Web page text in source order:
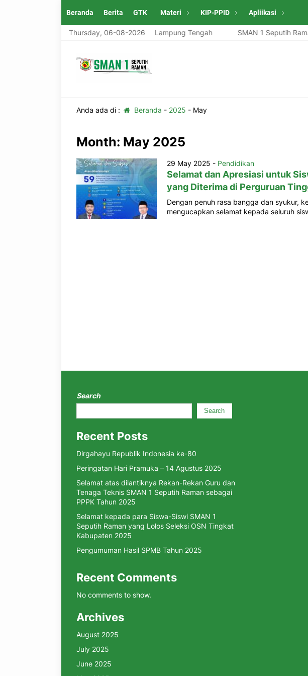
Beranda Berita GTK Materi KIP-PPID Apliikasi
Thursday, 06-08-2026
SMAN 1 Seputih Raman Lampung Tengah SMAN 1 Seputih
Anda ada di : Beranda - 2025 - May
Month: May 2025
29 May 2025 - Pendidikan
Selamat dan Apresiasi untuk
yang Diterima di Perguruan
Dengan penuh rasa bangga dan syukur,
mengucapkan selamat kepada seluruh
Search
Search
Recent Posts
Dirgahayu Republik Indonesia ke-80
Peringatan Hari Pramuka – 14 Agustus 2025
Selamat atas dilantiknya Rekan-Rekan Guru dan
Tenaga Teknis SMAN 1 Seputih Raman sebagai
PPPK Tahun 2025
Selamat kepada para Siswa-Siswi SMAN 1
Seputih Raman yang Lolos Seleksi OSN Tingkat
Kabupaten 2025
Pengumuman Hasil SPMB Tahun 2025
Recent Comments
No comments to show.
Archives
August 2025
July 2025
June 2025